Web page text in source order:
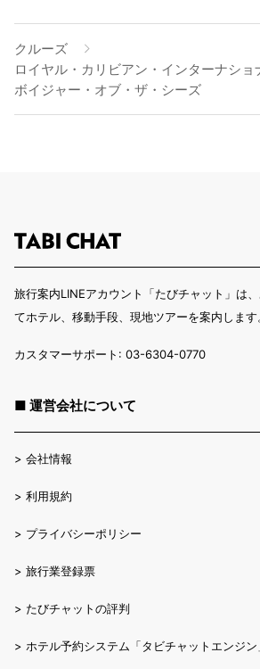
クルーズ
ロイヤル・カリビアン・インターナショ
ボイジャー・オブ・ザ・シーズ
旅行案内LINEアカウント「たびチャット」は
てホテル、移動手段、現地ツアーを案内します
カスタマーサポート: 03-6304-0770
■ 運営会社について
> 会社情報
> 利用規約
> プライバシーポリシー
> 旅行業登録票
> たびチャットの評判
> ホテル予約システム「タビチャットエンジン